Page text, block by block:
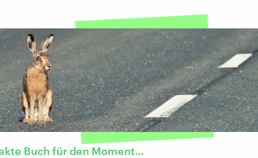
Buch für den Moment...